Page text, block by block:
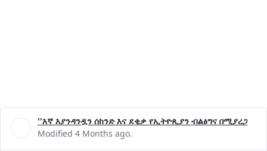
''እኛ እያንዳንዷን ሰከንድ እና ደቂቃ የኢትዮጲያን ብልፅግና
Modified 4 Months ago.